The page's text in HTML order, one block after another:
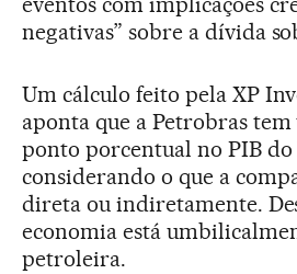
negativas” sobre a dívida
Um cálculo feito pela XP
aponta que a Petrobras tem
ponto porcentual no PIB do
considerando o que a
direta ou indiretamente.
economia está
petroleira.